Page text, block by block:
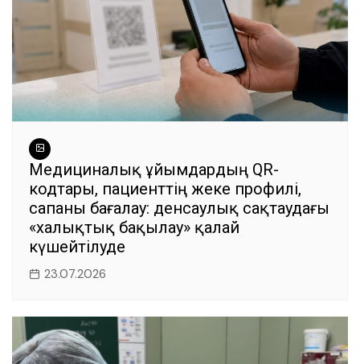
Медициналық ұйымдардың QR-
кодтары, пациенттің жеке профилі,
сапаны бағалау: денсаулық сақтаудағы
«халықтық бақылау» қалай
күшейтілуде
23.07.2026